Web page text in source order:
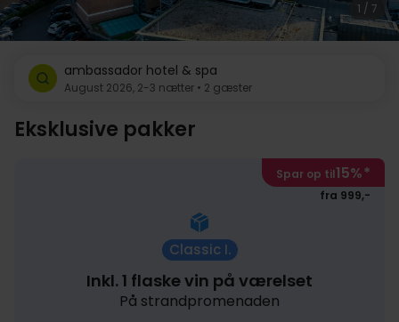
1 / 7
ambassador hotel & spa
August 2026, 2-3 nætter • 2 gæster
Eksklusive pakker
Spar op til15%*
fra 999,-
Classic I.
Inkl. 1 flaske vin på værelset
På strandpromenaden